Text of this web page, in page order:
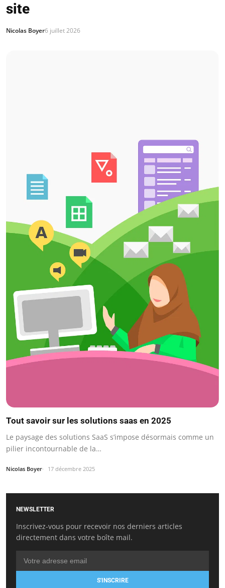
site
Nicolas Boyer6 juillet 2026
Tout savoir sur les solutions saas en 2025
Le paysage des solutions SaaS s’impose désormais comme un
pilier incontournable de la…
Nicolas Boyer 17 décembre 2025
NEWSLETTER
Inscrivez-vous pour recevoir nos derniers articles
directement dans votre boîte mail.
S'INSCRIRE